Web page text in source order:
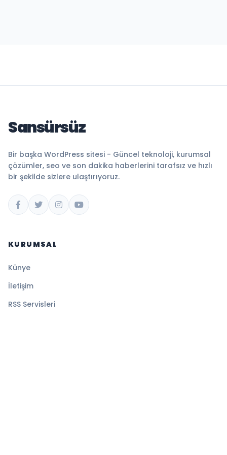
Sansürsüz
Bir başka WordPress sitesi - Güncel teknoloji, kurumsal
çözümler, seo ve son dakika haberlerini tarafsız ve hızlı
bir şekilde sizlere ulaştırıyoruz.
KURUMSAL
Künye
İletişim
RSS Servisleri